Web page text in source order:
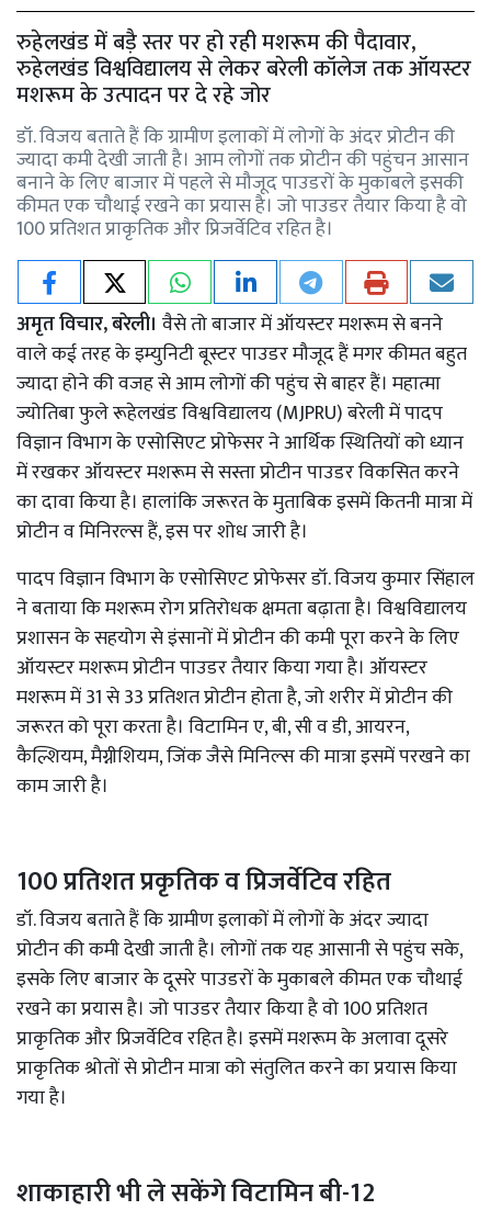
रुहेलखंड में बड़ै स्तर पर हो रही मशरूम की पैदावार,
रुहेलखंड विश्वविद्यालय से लेकर बरेली कॉलेज तक ऑयस्टर
मशरूम के उत्पादन पर दे रहे जोर
डॉ. विजय बताते हैं कि ग्रामीण इलाकों में लोगों के अंदर प्रोटीन की
ज्यादा कमी देखी जाती है। आम लोगों तक प्रोटीन की पहुंचन आसान
बनाने के लिए बाजार में पहले से मौजूद पाउडरों के मुकाबले इसकी
कीमत एक चौथाई रखने का प्रयास है। जो पाउडर तैयार किया है वो
100 प्रतिशत प्राकृतिक और प्रिजर्वेटिव रहित है।
अमृत विचार, बरेली। वैसे तो बाजार में ऑयस्टर मशरूम से बनने
वाले कई तरह के इम्युनिटी बूस्टर पाउडर मौजूद हैं मगर कीमत बहुत
ज्यादा होने की वजह से आम लोगों की पहुंच से बाहर हैं। महात्मा
ज्योतिबा फुले रूहेलखंड विश्वविद्यालय (MJPRU) बरेली में पादप
विज्ञान विभाग के एसोसिएट प्रोफेसर ने आर्थिक स्थितियों को ध्यान
में रखकर ऑयस्टर मशरूम से सस्ता प्रोटीन पाउडर विकसित करने
का दावा किया है। हालांकि जरूरत के मुताबिक इसमें कितनी मात्रा में
प्रोटीन व मिनिरल्स हैं, इस पर शोध जारी है।
पादप विज्ञान विभाग के एसोसिएट प्रोफेसर डॉ. विजय कुमार सिंहाल
ने बताया कि मशरूम रोग प्रतिरोधक क्षमता बढ़ाता है। विश्वविद्यालय
प्रशासन के सहयोग से इंसानों में प्रोटीन की कमी पूरा करने के लिए
ऑयस्टर मशरूम प्रोटीन पाउडर तैयार किया गया है। ऑयस्टर
मशरूम में 31 से 33 प्रतिशत प्रोटीन होता है, जो शरीर में प्रोटीन की
जरूरत को पूरा करता है। विटामिन ए, बी, सी व डी, आयरन,
कैल्शियम, मैग्नीशियम, जिंक जैसे मिनिल्स की मात्रा इसमें परखने का
काम जारी है।
100 प्रतिशत प्रकृतिक व प्रिजर्वेटिव रहित
डॉ. विजय बताते हैं कि ग्रामीण इलाकों में लोगों के अंदर ज्यादा
प्रोटीन की कमी देखी जाती है। लोगों तक यह आसानी से पहुंच सके,
इसके लिए बाजार के दूसरे पाउडरों के मुकाबले कीमत एक चौथाई
रखने का प्रयास है। जो पाउडर तैयार किया है वो 100 प्रतिशत
प्राकृतिक और प्रिजर्वेटिव रहित है। इसमें मशरूम के अलावा दूसरे
प्राकृतिक श्रोतों से प्रोटीन मात्रा को संतुलित करने का प्रयास किया
गया है।
शाकाहारी भी ले सकेंगे विटामिन बी-12